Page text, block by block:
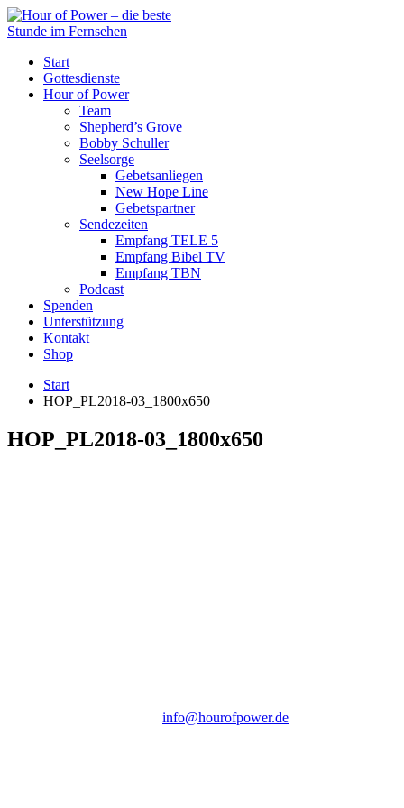
Start
Gottesdienste
Hour of Power
Team
Shepherd’s Grove
Bobby Schuller
Seelsorge
Gebetsanliegen
New Hope Line
Gebetspartner
Sendezeiten
Empfang TELE 5
Empfang Bibel TV
Empfang TBN
Podcast
Spenden
Unterstützung
Kontakt
Shop
Start
HOP_PL2018-03_1800x650
HOP_PL2018-03_1800x650
info@hourofpower.de